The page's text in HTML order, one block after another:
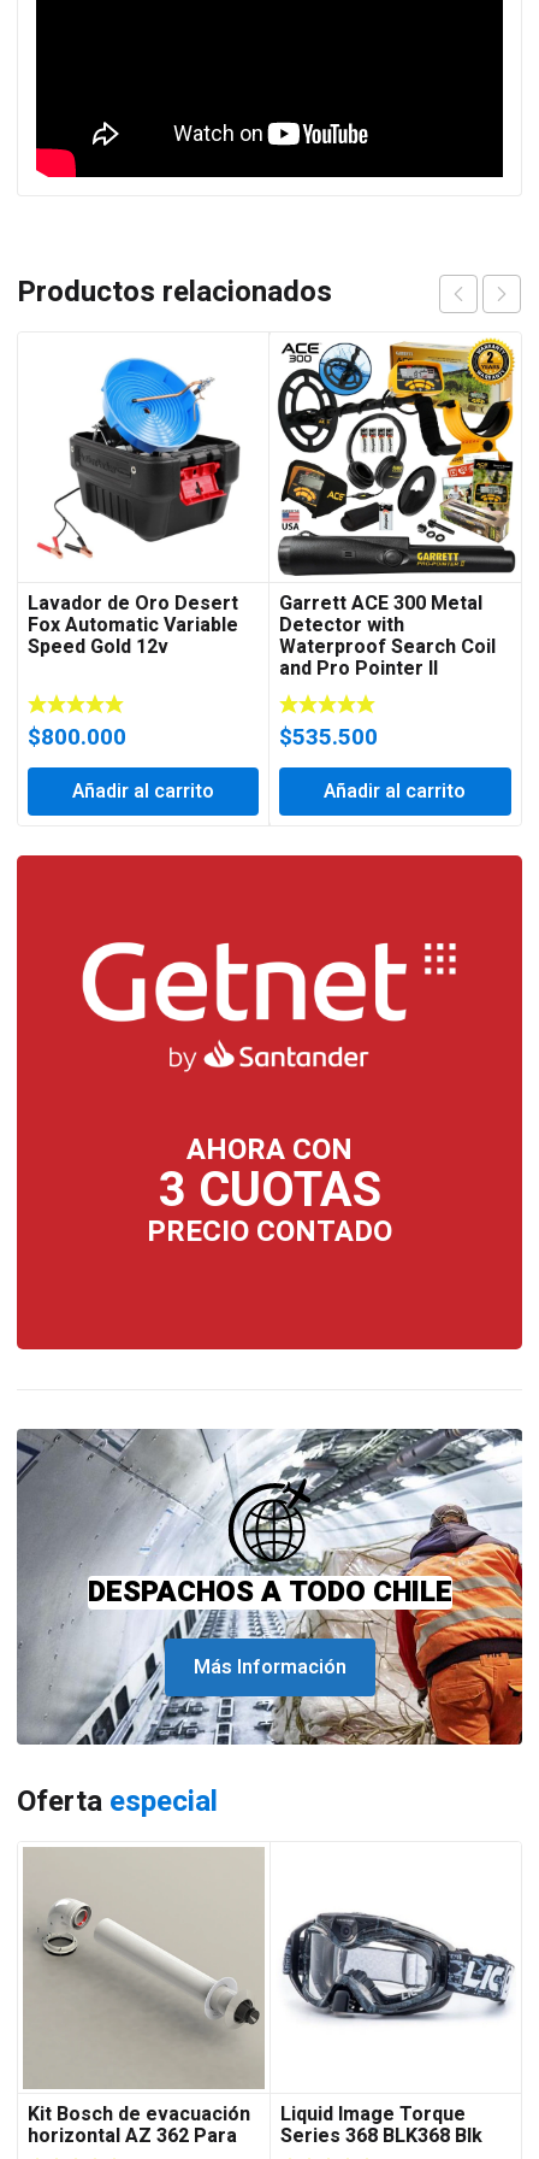
AHORA CON
3 CUOTAS
PRECIO CONTADO
DESPACHOS A TODO CHILE
Más Información
Oferta especial
Kit Bosch de evacuación
horizontal AZ 362 Para
Liquid Image Torque
Series 368 BLK368 Blk
Productos relacionados
Lavador de Oro Desert
Fox Automatic Variable
Speed Gold 12v
$800.000
Añadir al carrito
Garrett ACE 300 Metal
Detector with
Waterproof Search Coil
and Pro Pointer II
$535.500
Añadir al carrito